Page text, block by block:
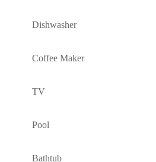
Dishwasher
Coffee Maker
TV
Pool
Bathtub